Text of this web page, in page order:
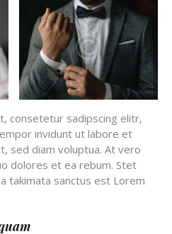
consetetur sadipscing elitr,
invidunt ut labore et
sed diam voluptua. At vero
dolores et ea rebum. Stet
takimata sanctus est Lorem